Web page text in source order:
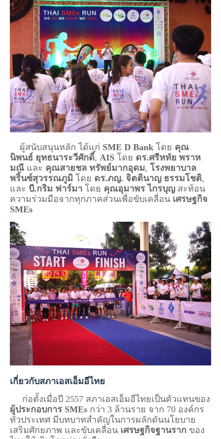
    ผู้สนับสนุนหลัก ได้แก่
SME D Bank โดย คุณ
นิพนธ์ ยุทธนาระวีศักดิ์, AIS โดย ดร.ศรีหทัย พราห
มณี และ คุณสายชล ทรัพย์มากอุดม, โรงพยาบาล
พริ้นซ์สุวรรณภูมิ โดย ดร.ภญ. จิตตินาญ ธรรมโชติ,
และ บี.กริม ฟาร์มา โดย คุณอุมาพร ไกรบุญ สะท้อน
ความร่วมมือจากทุกภาคส่วนเพื่อขับเคลื่อน เศรษฐกิจ
SMEs
เกี่ยวกับสภาเอสเอ็มอีไทย
ผู้ประกอบการ SMEs กว่า 3 ล้านราย จาก 70 องค์กร
ทั่วประเทศ มีบทบาทสำคัญในการผลักดันนโยบาย
เสริมศักยภาพ และขับเคลื่อน เศรษฐกิจฐานราก ของ